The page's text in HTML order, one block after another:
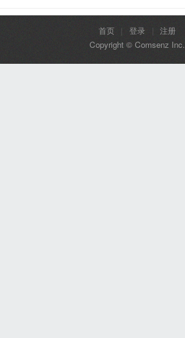
首页 | 登录 | 注册
Copyright © Comsenz Inc.